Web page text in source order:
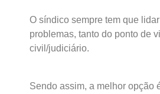
O síndico sempre tem que
problemas, tanto do ponto de
civil/judiciário.
Sendo assim, a melhor opção